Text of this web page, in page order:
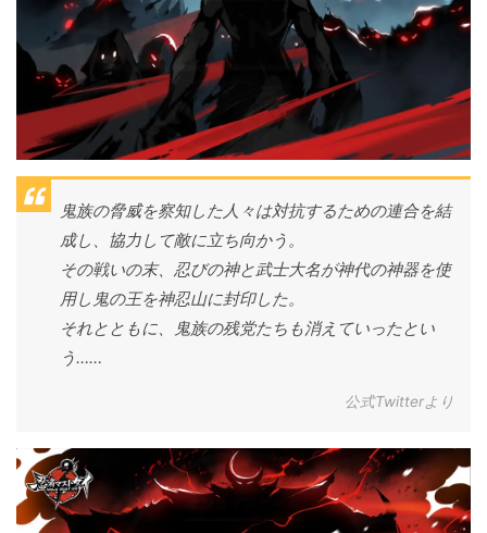
鬼族の脅威を察知した人々は対抗するための連合を結
成し、協力して敵に立ち向かう。
その戦いの末、忍びの神と武士大名が神代の神器を使
用し鬼の王を神忍山に封印した。
それとともに、鬼族の残党たちも消えていったとい
う……
公式Twitterより